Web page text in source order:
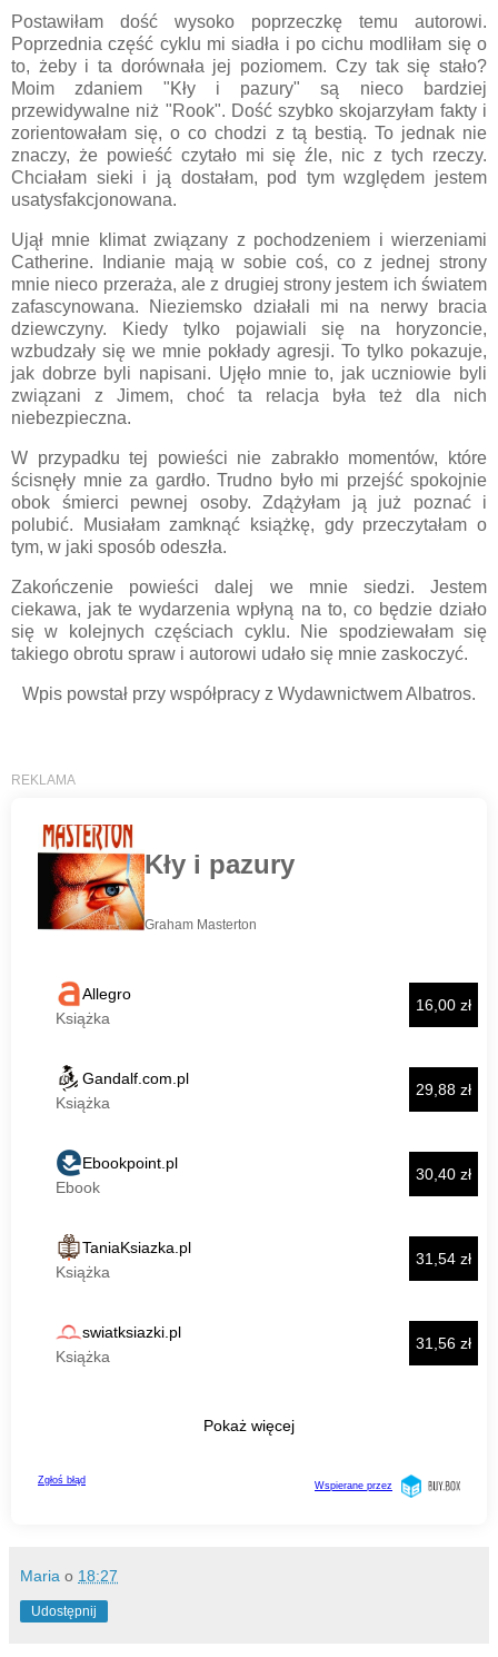
Postawiłam dość wysoko poprzeczkę temu autorowi.
Poprzednia część cyklu mi siadła i po cichu modliłam się o
to, żeby i ta dorównała jej poziomem. Czy tak się stało?
Moim zdaniem "Kły i pazury" są nieco bardziej
przewidywalne niż "Rook". Dość szybko skojarzyłam fakty i
zorientowałam się, o co chodzi z tą bestią. To jednak nie
znaczy, że powieść czytało mi się źle, nic z tych rzeczy.
Chciałam sieki i ją dostałam, pod tym względem jestem
usatysfakcjonowana.
Ujął mnie klimat związany z pochodzeniem i wierzeniami
Catherine. Indianie mają w sobie coś, co z jednej strony
mnie nieco przeraża, ale z drugiej strony jestem ich światem
zafascynowana. Nieziemsko działali mi na nerwy bracia
dziewczyny. Kiedy tylko pojawiali się na horyzoncie,
wzbudzały się we mnie pokłady agresji. To tylko pokazuje,
jak dobrze byli napisani. Ujęło mnie to, jak uczniowie byli
związani z Jimem, choć ta relacja była też dla nich
niebezpieczna.
W przypadku tej powieści nie zabrakło momentów, które
ścisnęły mnie za gardło. Trudno było mi przejść spokojnie
obok śmierci pewnej osoby. Zdążyłam ją już poznać i
polubić. Musiałam zamknąć książkę, gdy przeczytałam o
tym, w jaki sposób odeszła.
Zakończenie powieści dalej we mnie siedzi. Jestem
ciekawa, jak te wydarzenia wpłyną na to, co będzie działo
się w kolejnych częściach cyklu. Nie spodziewałam się
takiego obrotu spraw i autorowi udało się mnie zaskoczyć.
Wpis powstał przy współpracy z Wydawnictwem Albatros.
Maria o 18:27
Udostępnij